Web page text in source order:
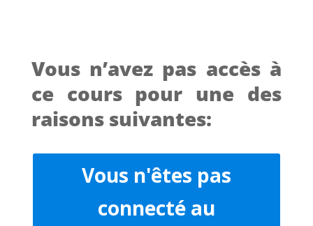
Vous n’avez pas accès à
ce cours pour une des
raisons suivantes:
Vous n'êtes pas
connecté au